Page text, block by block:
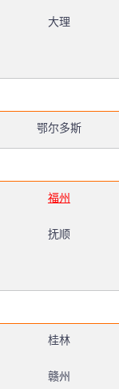
大理
鄂尔多斯
福州
抚顺
桂林
赣州